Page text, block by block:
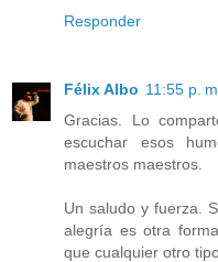
Responder
Félix Albo 11:55 p. m.
Gracias. Lo
escuchar esos
maestros maestros.
Un saludo y fuerza.
alegría es otra
que cualquier otro